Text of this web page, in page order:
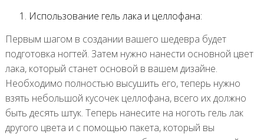
Использование гель лака и целлофана:
Первым шагом в создании вашего шедевра будет
подготовка ногтей. Затем нужно нанести основной цвет
лака, который станет основой в вашем дизайне.
Необходимо полностью высушить его, теперь нужно
взять небольшой кусочек целлофана, всего их должно
быть десять штук. Теперь нанесите на ноготь гель лак
другого цвета и с помощью пакета, который вы